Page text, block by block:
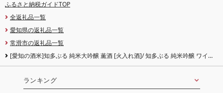
ふるさと納税ガイドTOP
全返礼品一覧
愛知県の返礼品一覧
常滑市の返礼品一覧
[愛知の酒米]知多ぶる 純米大吟醸 薫酒 [火入れ酒]/ 知多ぶる 純米吟醸 ワイン
ランキング